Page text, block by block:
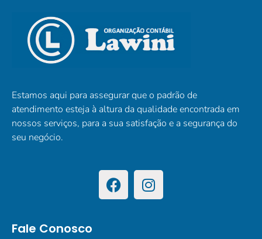
Estamos aqui para assegurar que o padrão de
atendimento esteja à altura da qualidade encontrada em
nossos serviços, para a sua satisfação e a segurança do
seu negócio.
Fale Conosco